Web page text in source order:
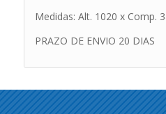
Medidas: Alt. 1020 x Comp.
PRAZO DE ENVIO 20 DIAS